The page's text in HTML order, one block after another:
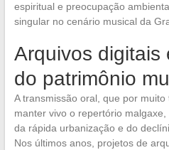
espiritual e preocupação
singular no cenário musical da
Arquivos digitais
do patrimônio
A transmissão oral, que por
manter vivo o repertório
da rápida urbanização e do
Nos últimos anos, projetos de